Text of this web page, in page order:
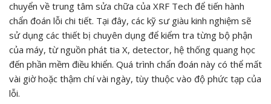
chuyển về trung tâm sửa chữa của XRF Tech để tiến hành
chẩn đoán lỗi chi tiết. Tại đây, các kỹ sư giàu kinh nghiệm sẽ
sử dụng các thiết bị chuyên dụng để kiểm tra từng bộ phận
của máy, từ nguồn phát tia X, detector, hệ thống quang học
đến phần mềm điều khiển. Quá trình chẩn đoán này có thể mất
vài giờ hoặc thậm chí vài ngày, tùy thuộc vào độ phức tạp của
lỗi.